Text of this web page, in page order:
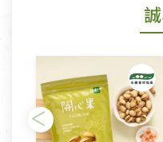
若您購買的商品有下
形者，除商品瑕疵以外
依消保法之規定提供
日)的服務，原則上若
瑕疵)，一般皆可申請